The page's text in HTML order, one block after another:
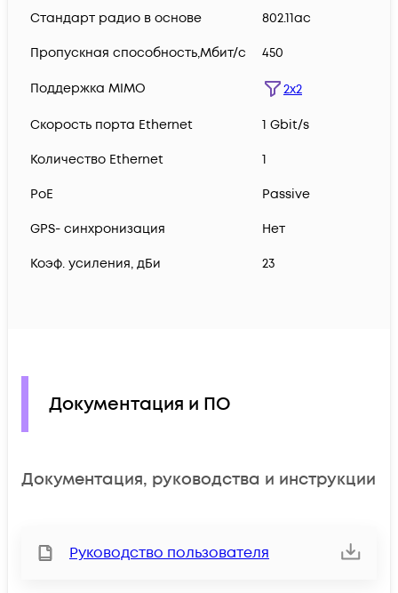
Стандарт радио в основе 802.11ac
Пропускная способность,Мбит/с 450
Поддержка MIMO 2x2
Скорость порта Ethernet 1 Gbit/s
Количество Ethernet 1
PoE Passive
GPS- синхронизация Нет
Коэф. усиления, дБи 23
Документация и ПО
Документация, руководства и инструкции
Руководство пользователя